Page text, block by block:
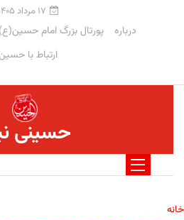
۱۷ مرداد ۱۴۰۵
درباره پورتال بزرگ امام حسین(ع)
ارتباط با
حسینی
خانه